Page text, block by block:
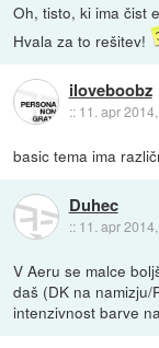
Oh, tisto, ki ima čist
Hvala za to rešitev!
iloveboobz
:: 11. apr
basic tema ima
Duhec
:: 11. apr
V Aeru se malce
daš (DK na
intenzivnost barve